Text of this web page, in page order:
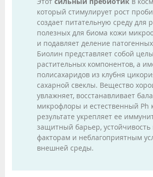
который стимулирует рост
создает питательную среду для
полезных для биома кожи
и подавляет деление
Биолин представляет собой
растительных компонентов, а
полисахаридов из клубня
сахарной свеклы. Вещество
увлажняет, восстанавливает
микрофлоры и естественный Ph
результате укрепляет ее
защитный барьер, устойчивость
факторам и неблагоприятным
внешней среды.